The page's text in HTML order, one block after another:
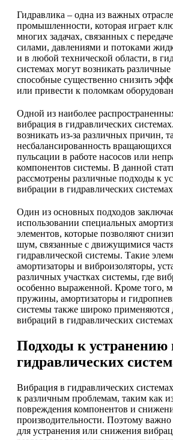
Гидравлика – одна из важных
промышленности, которая играет
многих задачах, связанных с
силами, давлениями и потоками
и в любой технической области, в
системах могут возникать
способные существенно снизить
или привести к поломкам
Одной из наиболее
вибрация в гидравлических
возникать из-за различных причин,
несбалансированность вращающихся
пульсации в работе насосов или
компонентов системы. В данной
рассмотрены различные подходы к
вибрации в гидравлических
Один из основных подходов
использовании специальных
элементов, которые позволяют
шум, связанные с движущимися
гидравлической системы. Такие
амортизаторы и виброизоляторы,
различных участках системы, где
особенно выраженной. Кроме того,
пружины, амортизаторы и
системы также широко применяются
вибраций в гидравлических
Подходы к устранению
гидравлических
Вибрация в гидравлических
к различным проблемам, таким как
повреждения компонентов и
производительности. Поэтому
для устранения или снижения